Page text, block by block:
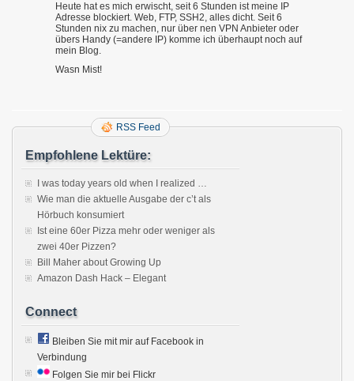
Heute hat es mich erwischt, seit 6 Stunden ist meine IP
Adresse blockiert. Web, FTP, SSH2, alles dicht. Seit 6
Stunden nix zu machen, nur über nen VPN Anbieter oder
übers Handy (=andere IP) komme ich überhaupt noch auf
mein Blog.
Wasn Mist!
RSS Feed
Empfohlene Lektüre:
I was today years old when I realized …
Wie man die aktuelle Ausgabe der c’t als
Hörbuch konsumiert
Ist eine 60er Pizza mehr oder weniger als
zwei 40er Pizzen?
Bill Maher about Growing Up
Amazon Dash Hack – Elegant
Connect
Bleiben Sie mit mir auf Facebook in
Verbindung
Folgen Sie mir bei Flickr